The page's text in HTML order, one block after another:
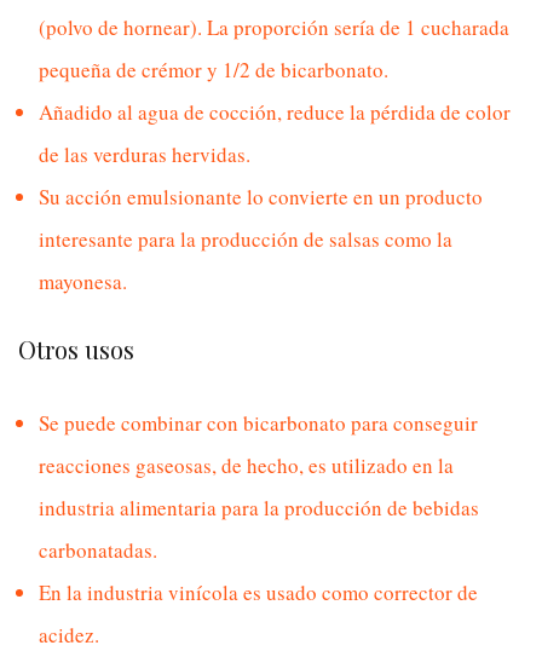
(polvo de hornear). La proporción sería de 1 cucharada
pequeña de crémor y 1/2 de bicarbonato.
Añadido al agua de cocción, reduce la pérdida de color
de las verduras hervidas.
Su acción emulsionante lo convierte en un producto
interesante para la producción de salsas como la
mayonesa.
Otros usos
Se puede combinar con bicarbonato para conseguir
reacciones gaseosas, de hecho, es utilizado en la
industria alimentaria para la producción de bebidas
carbonatadas.
En la industria vinícola es usado como corrector de
acidez.